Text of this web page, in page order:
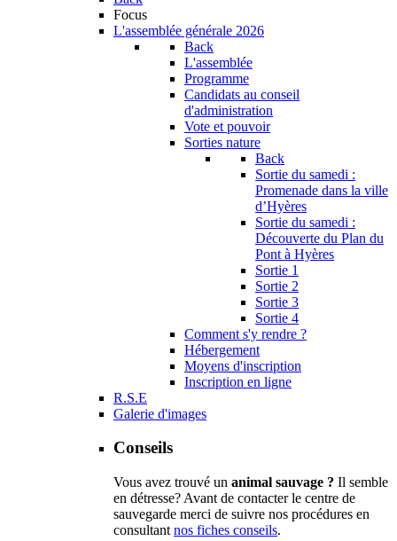
Focus
L'assemblée générale 2026
Back
L'assemblée
Programme
Candidats au conseil
d'administration
Vote et pouvoir
Sorties nature
Back
Sortie du samedi :
Promenade dans la ville
d’Hyères
Sortie du samedi :
Découverte du Plan du
Pont à Hyères
Sortie 1
Sortie 2
Sortie 3
Sortie 4
Comment s'y rendre ?
Hébergement
Moyens d'inscription
Inscription en ligne
R.S.E
Galerie d'images
Conseils
Vous avez trouvé un animal sauvage ? Il semble
en détresse? Avant de contacter le centre de
sauvegarde merci de suivre nos procédures en
consultant nos fiches conseils.